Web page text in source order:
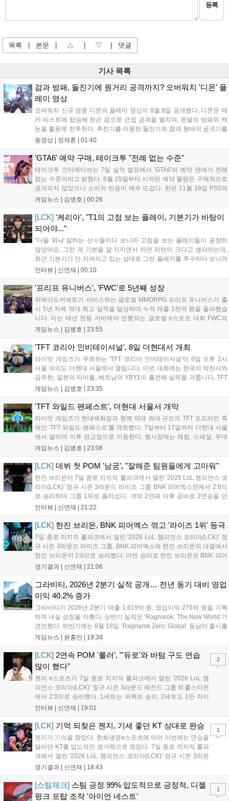
등록
목록 본문 △ ▽ 댓글
기사 목록
검과 방패, 돌진기에 원거리 공격까지? 오버워치 '디몬' 플
레이 영상
오버워치 신규 영웅 디몬의 플레이 영상이 8월 8일 공개됐다. 디몬은 메
카 비스트에 탑승해 한손 검으로 근접 공격을 펼치며, 왼팔의 방패와 캐
논을 활용해 전투한다. 추진기를 이용한 돌진기와 참격 형태의 궁극기를
보유했고, 메카 파괴 시 맨몸으로 기관총을 사용하는 특징이 있다. 디몬
출시될 예정이다....
동영상 | 정재훈 | 01:40
'GTA6' 예약 구매, 테이크투 "전례 없는 수준"
테이크투 인터랙티브는 7일 실적 발표에서 'GTA6'의 예약 판매가 전례
없는 수준이라고 밝혔다. 6월 25일부터 시작된 예약 물량은 구체적으로
공개되지 않았으나 소비자 반응이 매우 뜨겁다. 한편 11월 19일 PS5와
Xbox 시리즈 X|S로 정식 출시될 예정이며, 록스타 게임즈는 한국 시각
Extended Look'을 최초 공개할 계획이다....
게임뉴스 | 김병호 | 00:26
[LCK] '케리아', "T1의 고점 보는 플레이, 기본기가 바탕이
되어야..."
"다들 워낙 잘하는 선수들이다 보니까 고점을 보는 플레이들이 굉장히
많았어요. 그런 게 기본을 잘 지키면서 하면 리턴이 크다고 생각하는데,
최근 기본기가 안 지켜지고 있는 상태로 그런 플레이를 추구하다 보니까
팀적으로 안 좋은 사고가 계속 많이 났던 것 같습니다." T1은 6일 서울 종
인터뷰 | 신연재 | 00:10
'프리프 유니버스', 'FWC'로 5년째 성장
위메이드커넥트가 서비스하는 글로벌 MMORPG 프리프 유니버스가 출
시 5년 차에 역대 최고 실적을 달성하며 누적 매출 1천억 원을 돌파했습
니다. 이는 매년 전용 서버에서 진행되는 글로벌 e스포츠 대회 FWC의
영향이 큽니다. FWC는 이용자가 동일한 조건에서 시즌을 함께 즐기는
대폭 상승하는 성과를 냈습니다. 오는 10월 필리핀 마닐라에서 총상금
11만 달러 규모의 제4회 FWC 그랜드 파이널이 개최될 예정이며, 위메
이드커넥트는 이를 통해 커뮤니티 중심의 장기 성장 모델을 지속할 방침
입니다....
게임뉴스 | 김병호 | 23:55
'TFT 코리아 인비테이셔널', 8일 더현대서 개최
라이엇 게임즈가 주최하는 'TFT 코리아 인비테이셔널'이 8일 오후 2시
서울 여의도 더현대 서울에서 열립니다. 이번 대회에는 한국의 박찬서와
김주한, 일본의 타이틀, 베트남의 YBY1이 출전해 실력을 겨룹니다. TFT
는 소속팀 없이 개인 자격으로 참가하는 독특한 대회 구조를 가지며, 누
17일까지 이어지는 이번 행사는 신규 세트 체험과 공연 등 다양한 즐길
거리를 제공하며, 이후 현대백화점 판교점에서도 행사가 이어질 예정입
니다. 연말에는 라스베이거스 오픈이 개최됩니다....
게임뉴스 | 김병호 | 23:35
'TFT 와일드 팬페스트', 더현대 서울서 개막
라이엇 게임즈가 현대백화점과 함께 역대 최대 규모의 TFT 오프라인 축
제인 'TFT 와일드 팬페스트'를 개최했다. 7일부터 17일까지 더현대 서울
에서 열리며 이후 판교점으로 이동한다. 행사장에는 체험, 스페셜, 무대
존이 마련됐으며 8일 오후 2시 인비테이셔널, 15일 오후 2시 스트리머
다. 사전 예약은 조기 마감될 만큼 큰 인기를 끌고 있다....
게임뉴스 | 김병호 | 23:08
[LCK] 데뷔 첫 POM '남궁', "잘해준 팀원들에게 고마워"
한진 브리온이 7일 종로 치지직 롤파크에서 열린 '2026 LoL 챔피언스 코
리아(LCK)' 정규 시즌 3라운드 라이즈 그룹 BNK 피어엑스전에서 2:0으
로 승리하며 그룹 1위로 올라섰다. 개막 2연패 이후 곧바로 2연승을 만
들어내면서 이어질 4라운드에 대한 기대감을 올렸다. 다음은 이날 데뷔
인터뷰 | 신연재 | 21:22
[LCK] 한진 브리온, BNK 피어엑스 꺾고 '라이즈 1위' 등극
7일 종로 치지직 롤파크에서 열린 '2026 LoL 챔피언스 코리아(LCK)' 정
규 시즌 3라운드 라이즈 그룹, BNK 피어엑스와 한진 브리온의 대결에서
한진 브리온이 2:0으로 승리했다. 이번 승리로 한진 브리온은 BNK 피어
엑스를 제치고 라이즈 그룹 1위로 올라섰다. 1세트, 한진 브리온이 '로머'
경기결과 | 신연재 | 21:06
그라비티, 2026년 2분기 실적 공개… 전년 동기 대비 영업
이익 40.2% 증가
그라비티가 2026년 2분기 매출 1,619억 원, 영업이익 276억 원을 기록
하며 내실 성장을 이뤘다. 상반기 실적은 ‘Ragnarok: The New World’가
견인했다. 하반기에는 8월 18일 ‘Ragnarok Zero: Global’ 동남아 출시를
시작으로 9월 3일 ‘달려라 헤베레케 EX’, 9월 22일 ‘갈바테인’ 등 다양한
이’ 출시가 예정돼 있으며, 2027년에는 ‘Ragnarok 3’ 등 대작을 글로벌
출시할 계획이다. 그라비티는 조인트벤처 설립과 라그나로크 에코 시스
템 구축을 통해 신성장 동력을 확보할 방침이다....
게임뉴스 | 윤홍만 | 19:38
[LCK] 2연속 POM '룰러', "'듀로'와 바텀 구도 연습
많이 했다"
젠지 e스포츠가 7일 종로 치지직 롤파크에서 열린 '2026 LoL 챔
피언스 코리아(LCK)' 정규 시즌 3라운드 레전드 그룹 kt 롤스터전
에서 2:0으로 승리했다. 1세트는 퍼펙트 승리, 2세트도 1만 차이
를 벌리며 25분 만에 승리하면서 말 그대로 압도적인 경기력을 선
하며 POM에 선정됐...
인터뷰 | 신연재 | 19:01
2
[LCK] 기억 되찾은 젠지, 기세 좋던 KT 상대로 완승
젠지가 기억을 찾았다. 한화생명e스포츠에 이어 이번에는 연승을
달리던 KT를 압도적인 경기력으로 꺾었다. 7일 종로 치지직 롤파
크에서 열린 '2026 LoL 챔피언스 코리아(LCK)' 정규 시즌 3라운
드 레전드 그룹, kt 롤스터와 젠지 e스포츠의 대결에서 젠지가 압
기억을 되찾기라도 한 듯 1,...
경기결과 | 신연재 | 18:43
1
[스팀체크] 스팀 긍정 99% 압도적으로 긍정적, 디젤
펑크 포탑 조작 '아이언 네스트'
1